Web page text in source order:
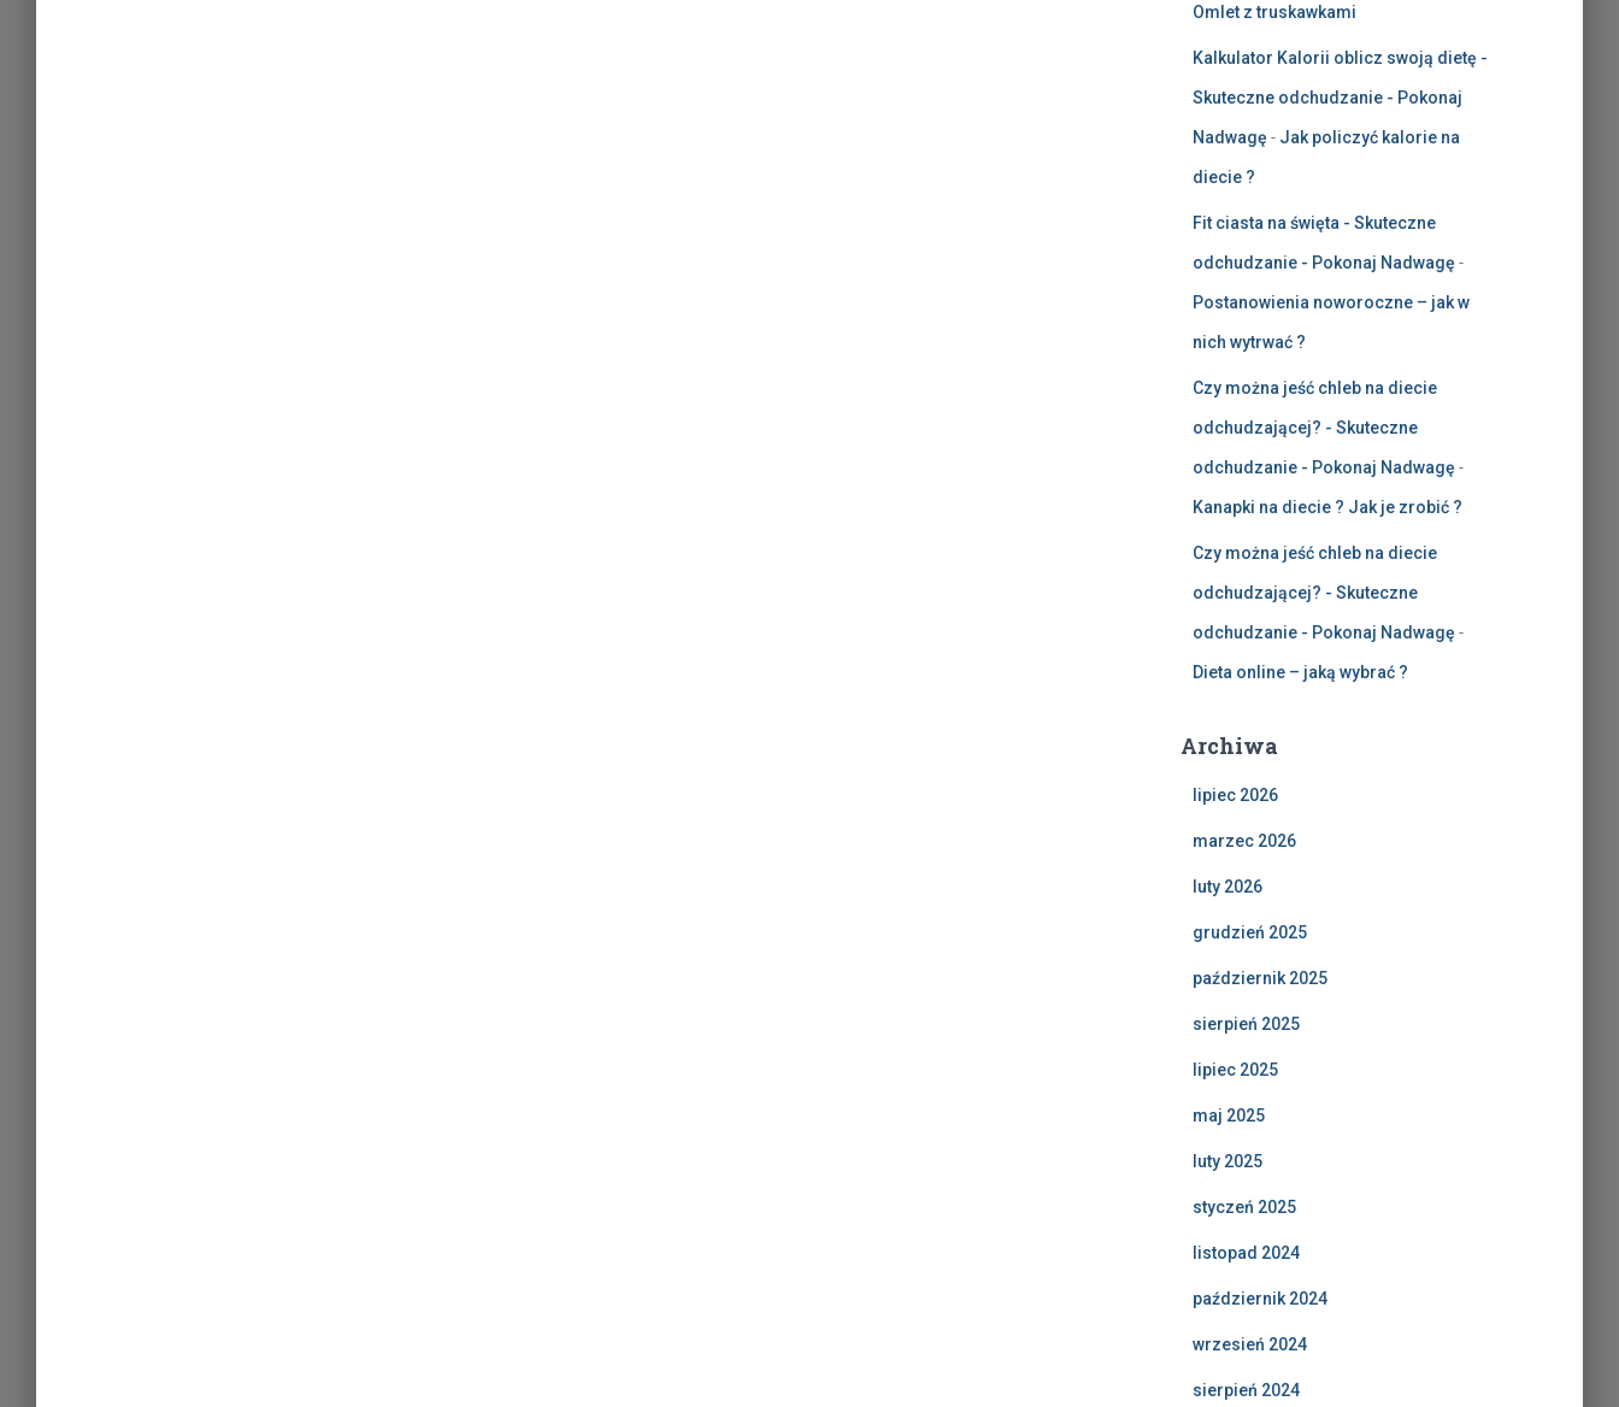
Omlet z truskawkami
Kalkulator Kalorii oblicz swoją dietę -
Skuteczne odchudzanie - Pokonaj
Nadwagę - Jak policzyć kalorie na
diecie ?
Fit ciasta na święta - Skuteczne
odchudzanie - Pokonaj Nadwagę -
Postanowienia noworoczne – jak w
nich wytrwać ?
Czy można jeść chleb na diecie
odchudzającej? - Skuteczne
odchudzanie - Pokonaj Nadwagę -
Kanapki na diecie ? Jak je zrobić ?
Czy można jeść chleb na diecie
odchudzającej? - Skuteczne
odchudzanie - Pokonaj Nadwagę -
Dieta online – jaką wybrać ?
Archiwa
lipiec 2026
marzec 2026
luty 2026
grudzień 2025
październik 2025
sierpień 2025
lipiec 2025
maj 2025
luty 2025
styczeń 2025
listopad 2024
październik 2024
wrzesień 2024
sierpień 2024